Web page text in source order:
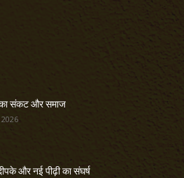
संकट और समाज
और नई पीढ़ी का संघर्ष